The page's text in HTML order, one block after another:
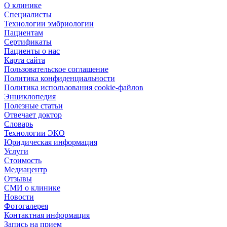
О клинике
Специалисты
Технологии эмбриологии
Пациентам
Сертификаты
Пациенты о нас
Карта сайта
Пользовательское соглашение
Политика конфиденциальности
Политика использования cookie-файлов
Энциклопедия
Полезные статьи
Отвечает доктор
Словарь
Технологии ЭКО
Юридическая информация
Услуги
Стоимость
Медиацентр
Отзывы
СМИ о клинике
Новости
Фотогалерея
Контактная информация
Запись на прием